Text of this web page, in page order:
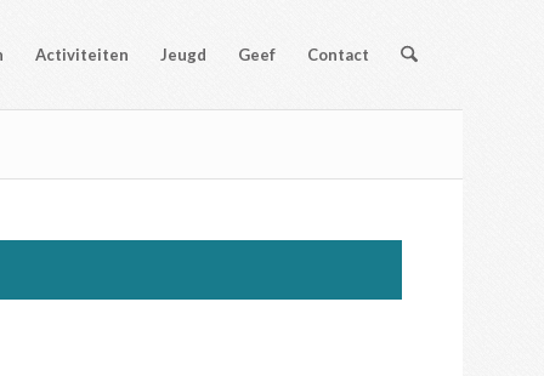
Activiteiten Jeugd Geef Contact